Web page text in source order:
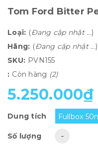
Tom Ford Bitter
Loại: (Đang cập nhật ...)
Hãng: (Đang cập nhật ...)
SKU: PVN155
: Còn hàng (2)
5.250.000₫
Dung tích Fullbox
Số lượng -